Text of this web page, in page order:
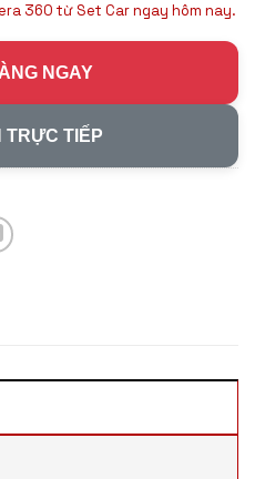
360 từ Set Car ngay hôm nay.
NGAY
TRỰC TIẾP